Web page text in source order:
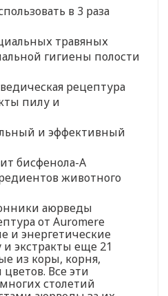
в 3 раза
травяных
гигиены полости
рецептура
пилу и
и эффективный
бисфенола-А
животного
аюрведы
от Auromere
и энергетические
экстракты еще 21
из коры, корня,
Все эти
столетий